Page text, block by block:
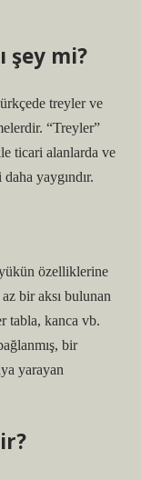
şey mi?
treyler ve
“Treyler”
ticari alanlarda ve
yaygındır.
özelliklerine
bir aksı bulunan
tabla, kanca vb.
bir
yarayan